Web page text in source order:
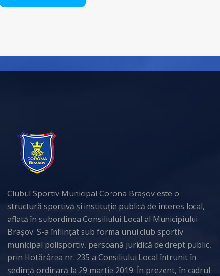
Clubul Sportiv Municipal Corona Brașov este o
structură sportivă și instituție publică de interes local,
aflată în subordinea Consiliului Local al Municipiului
Brașov. S-a înființat sub forma unui club sportiv
municipal polisportiv, persoană juridică de drept public,
prin Hotărârea nr. 235 a Consiliului Local întrunit în
ședință ordinară la 29 martie 2019. În prezent, în cadrul